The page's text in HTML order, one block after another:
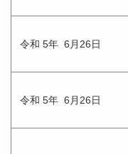
令和 5年 6月26日
令和 5年 6月26日